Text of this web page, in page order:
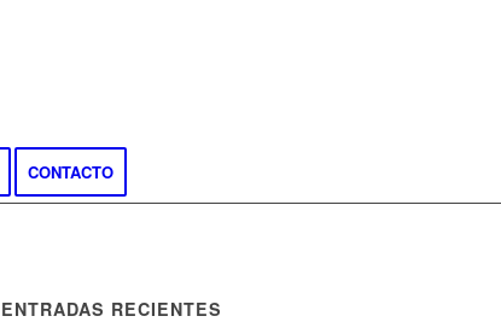
CONTACTO
ENTRADAS RECIENTES